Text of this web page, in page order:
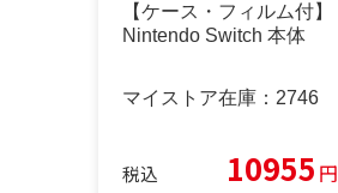
【ケース・フィルム付】
Nintendo Switch 本体
マイストア在庫： 2746
税込 10955 円